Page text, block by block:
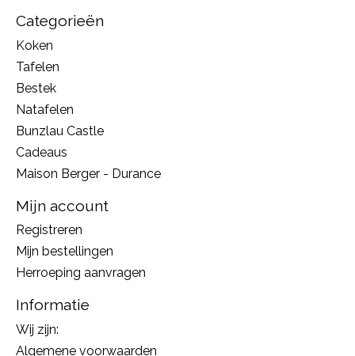
Categorieën
Koken
Tafelen
Bestek
Natafelen
Bunzlau Castle
Cadeaus
Maison Berger - Durance
Mijn account
Registreren
Mijn bestellingen
Herroeping aanvragen
Informatie
Wij zijn:
Algemene voorwaarden